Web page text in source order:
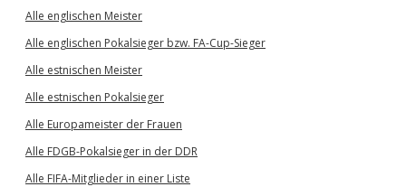
Alle englischen Meister
Alle englischen Pokalsieger bzw. FA-Cup-Sieger
Alle estnischen Meister
Alle estnischen Pokalsieger
Alle Europameister der Frauen
Alle FDGB-Pokalsieger in der DDR
Alle FIFA-Mitglieder in einer Liste